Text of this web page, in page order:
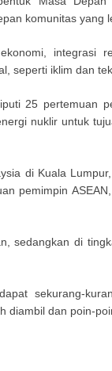
komunitas yang
integrasi
seperti iklim dan
25 pertemuan
nuklir untuk
di Kuala
pemimpin
sedangkan di
sekurang-
diambil dan poin-